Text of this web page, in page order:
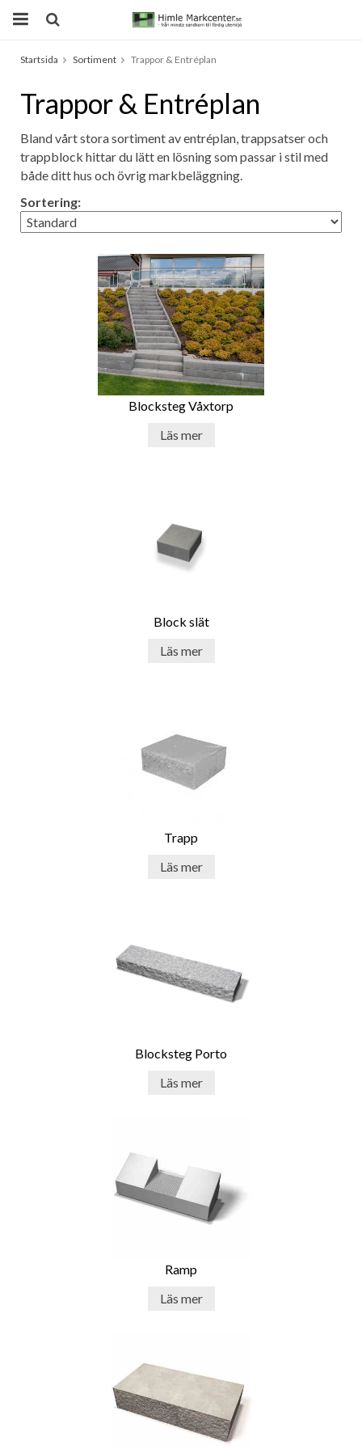
Startsida Sortiment Trappor & Entréplan
Trappor & Entréplan
Bland vårt stora sortiment av entréplan, trappsatser och
trappblock hittar du lätt en lösning som passar i stil med
både ditt hus och övrig markbeläggning.
Sortering:
Blocksteg Våxtorp
Läs mer
Block slät
Läs mer
Trapp
Läs mer
Blocksteg Porto
Läs mer
Ramp
Läs mer